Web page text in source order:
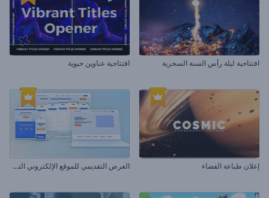
افتتاحية ليلة رأس السنة السحرية افتتاحية عناوين حيوية
إعلان طباعة الفضاء ا
لعرض التقديمي للموقع الإلكتروني التفاعلي